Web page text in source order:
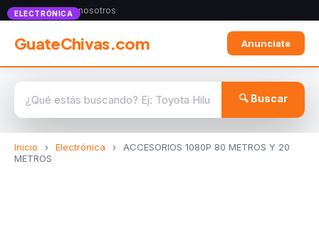
Anunciate con nosotros
GuateChivas.com Anunciate
🔍 Buscar
Inicio › Electrónica ›
ACCESORIOS 1080P 80 METROS Y 20
METROS
ELECTRÓNICA